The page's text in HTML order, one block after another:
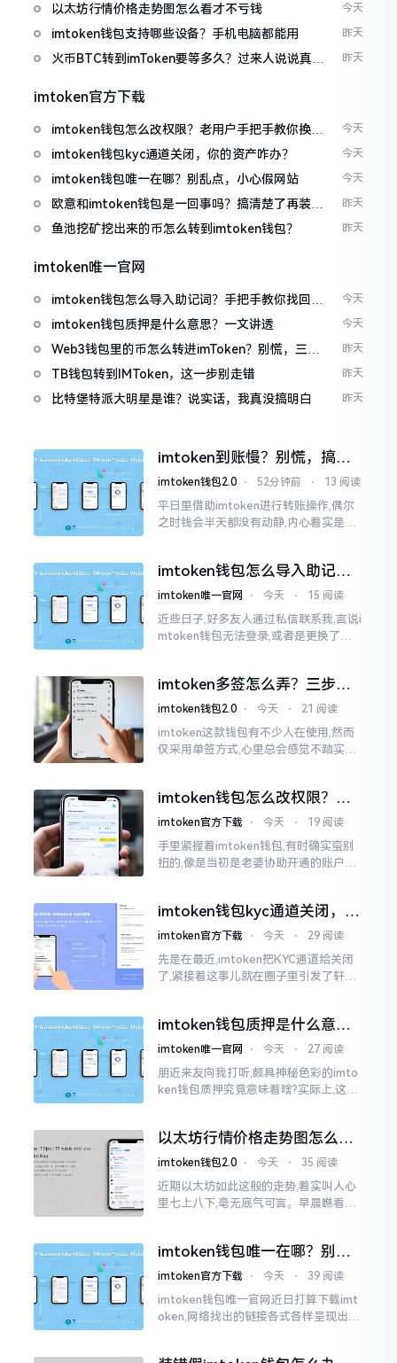
以太坊行情价格走势图怎么看才不亏钱 今天
imtoken钱包支持哪些设备？手机电脑都能用 昨天
火币BTC转到imToken要等多久？过来人说说真实
昨天
imtoken官方下载
imtoken钱包怎么改权限？老用户手把手教你换主
人
今天
imtoken钱包kyc通道关闭，你的资产咋办？ 今天
imtoken钱包唯一在哪？别乱点，小心假网站 今天
欧意和imtoken钱包是一回事吗？搞清楚了再装钱
包
昨天
鱼池挖矿挖出来的币怎么转到imtoken钱包？ 昨天
imtoken唯一官网
imtoken钱包怎么导入助记词？手把手教你找回资
产
今天
imtoken钱包质押是什么意思？一文讲透 今天
Web3钱包里的币怎么转进imToken？别慌，三步
搞定
昨天
TB钱包转到IMToken，这一步别走错 昨天
比特堡特派大明星是谁？说实话，我真没搞明白 昨天
imtoken到账慢？别慌，搞懂
这几点比啥都强
imtoken钱包2.0 ⋅ 52分钟前 ⋅ 13 阅读
平日里借助imtoken进行转账操作,偶尔
之时钱会半天都没有动静,内心着实是挺
这个东西呢
imtoken钱包怎么导入助记
词？手把手教你找回资产
imtoken唯一官网 ⋅ 今天 ⋅ 15 阅读
近些日子,好多友人通过私信联系我,言说i
mtoken钱包无法登录,或者是更换了手
imtoken多签怎么弄？三步搞
定，资产更安全
imtoken钱包2.0 ⋅ 今天 ⋅ 21 阅读
imtoken这款钱包有不少人在使用,然而
仅采用单签方式,心里总会感觉不踏实。
上就是给资产增添一道保障
imtoken钱包怎么改权限？老
用户手把手教你换主人
imtoken官方下载 ⋅ 今天 ⋅ 19 阅读
手里紧握着imtoken钱包,有时确实蛮别
扭的,像是当初是老婆协助开通的账户呢,
imtoken钱包kyc通道关闭，你
的资产咋办？
imtoken官方下载 ⋅ 今天 ⋅ 29 阅读
先是在最近,imtoken把KYC通道给关闭
了,紧接着这事儿就在圈子里引发了轩然
imtoken钱包质押是什么意
思？一文讲透
imtoken唯一官网 ⋅ 今天 ⋅ 27 阅读
朋近来友向我打听,颇具神秘色彩的imto
ken钱包质押究竟意味着啥?实际上,这一
以太坊行情价格走势图怎么看
才不亏钱
imtoken钱包2.0 ⋅ 今天 ⋅ 35 阅读
近期以太坊如此这般的走势,着实叫人心
里七上八下,毫无底气可言。早晨瞧看之
得让人心里直冒慌意。
imtoken钱包唯一在哪？别乱
点，小心假网站
imtoken官方下载 ⋅ 今天 ⋅ 39 阅读
imtoken钱包唯一官网近日打算下载imt
oken,网络找出的链接各式各样呈现出乱